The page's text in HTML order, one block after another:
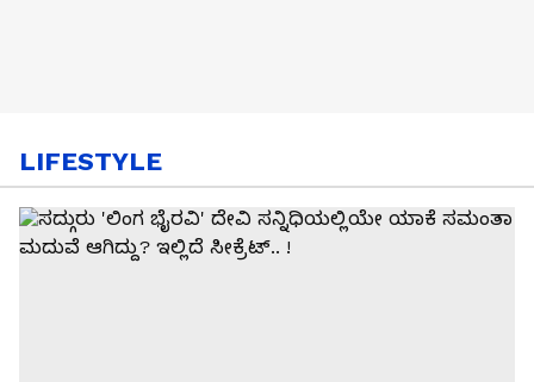
LIFESTYLE